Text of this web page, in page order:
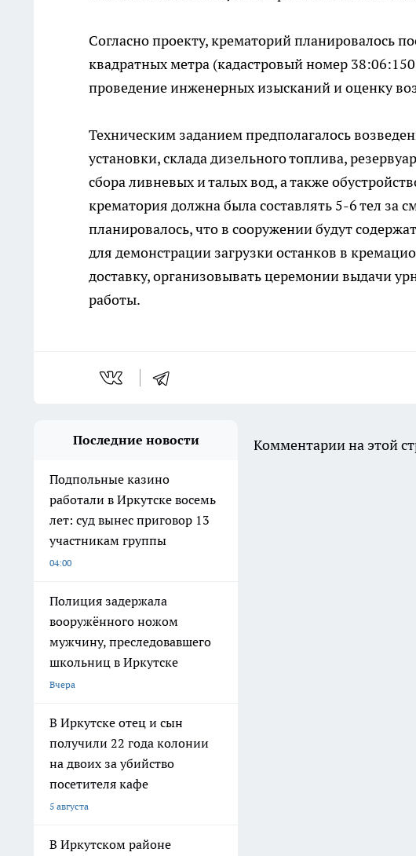
Согласно проекту, крематорий планировалось
квадратных метра (кадастровый номер
проведение инженерных изысканий и оценку
Техническим заданием предполагалось
установки, склада дизельного топлива,
сбора ливневых и талых вод, а также
крематория должна была составлять 5-6 тел за
планировалось, что в сооружении будут
для демонстрации загрузки останков в
доставку, организовывать церемонии выдачи
работы.
Последние новости
Подпольные казино
работали в Иркутске восемь
лет: суд вынес приговор 13
участникам группы
04:00
Полиция задержала
вооружённого ножом
мужчину, преследовавшего
школьниц в Иркутске
Вчера
В Иркутске отец и сын
получили 22 года колонии
на двоих за убийство
посетителя кафе
5 августа
В Иркутском районе
Комментарии на этой